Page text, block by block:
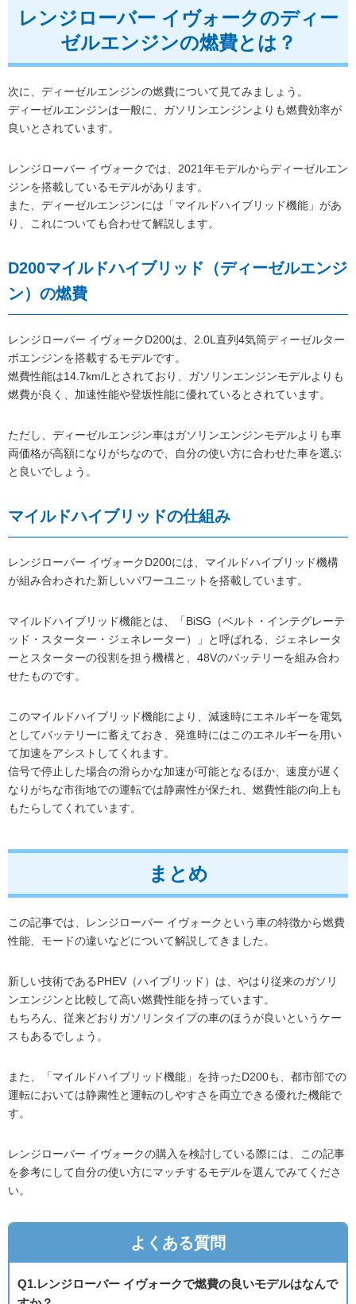
レンジローバー イヴォークのディー
ゼルエンジンの燃費とは？
次に、ディーゼルエンジンの燃費について見てみましょう。
ディーゼルエンジンは一般に、ガソリンエンジンよりも燃費効率が
良いとされています。
レンジローバー イヴォークでは、2021年モデルからディーゼルエン
ジンを搭載しているモデルがあります。
また、ディーゼルエンジンには「マイルドハイブリッド機能」があ
り、これについても合わせて解説します。
D200マイルドハイブリッド（ディーゼルエンジ
ン）の燃費
レンジローバー イヴォークD200は、2.0L直列4気筒ディーゼルター
ボエンジンを搭載するモデルです。
燃費性能は14.7km/Lとされており、ガソリンエンジンモデルよりも
燃費が良く、加速性能や登坂性能に優れているとされています。
ただし、ディーゼルエンジン車はガソリンエンジンモデルよりも車
両価格が高額になりがちなので、自分の使い方に合わせた車を選ぶ
と良いでしょう。
マイルドハイブリッドの仕組み
レンジローバー イヴォークD200には、マイルドハイブリッド機構
が組み合わされた新しいパワーユニットを搭載しています。
マイルドハイブリッド機能とは、「BiSG（ベルト・インテグレーテ
ッド・スターター・ジェネレーター）」と呼ばれる、ジェネレータ
ーとスターターの役割を担う機構と、48Vのバッテリーを組み合わ
せたものです。
このマイルドハイブリッド機能により、減速時にエネルギーを電気
としてバッテリーに蓄えておき、発進時にはこのエネルギーを用い
て加速をアシストしてくれます。
信号で停止した場合の滑らかな加速が可能となるほか、速度が遅く
なりがちな市街地での運転では静粛性が保たれ、燃費性能の向上も
もたらしてくれています。
まとめ
この記事では、レンジローバー イヴォークという車の特徴から燃費
性能、モードの違いなどについて解説してきました。
新しい技術であるPHEV（ハイブリッド）は、やはり従来のガソリ
ンエンジンと比較して高い燃費性能を持っています。
もちろん、従来どおりガソリンタイプの車のほうが良いというケー
スもあるでしょう。
また、「マイルドハイブリッド機能」を持ったD200も、都市部での
運転においては静粛性と運転のしやすさを両立できる優れた機能で
す。
レンジローバー イヴォークの購入を検討している際には、この記事
を参考にして自分の使い方にマッチするモデルを選んでみてくださ
い。
よくある質問
Q1.レンジローバー イヴォークで燃費の良いモデルはなんで